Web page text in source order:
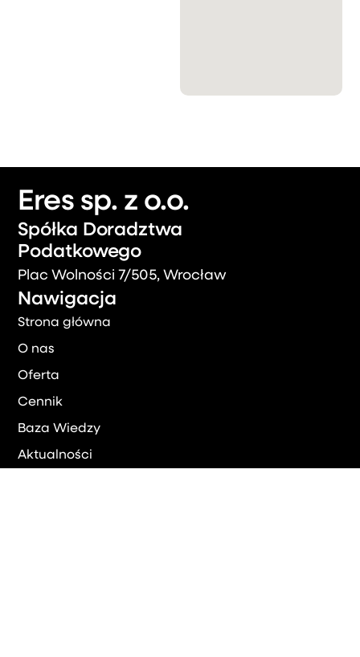
Eres sp. z o.o.
Spółka Doradztwa
Podatkowego
Plac Wolności 7/505, Wrocław
Nawigacja
Strona główna
O nas
Oferta
Cennik
Baza Wiedzy
Aktualności